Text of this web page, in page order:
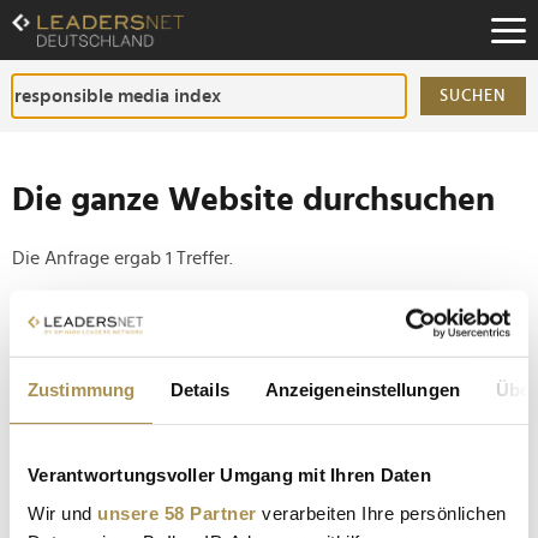
Zustimmung Details Anzeigeneinstellungen
Verantwortungsvoller Umgang mit Ihren Daten
Wir und unsere 58 Partner verarbeiten Ihre persönlichen
Zum
Inhalt
Zur
Fußzeilen-
Navigation
SUCHEN
Die ganze Website durchsuchen
Die Anfrage ergab 1 Treffer.
Tipp
Setzen Sie die gesuchten Wörter zwischen
Anführungszeichen: zb "Vorname Nachname".
Katharina Mayer: "Es erfordert Mut, außerhalb der
Norm zu denken"